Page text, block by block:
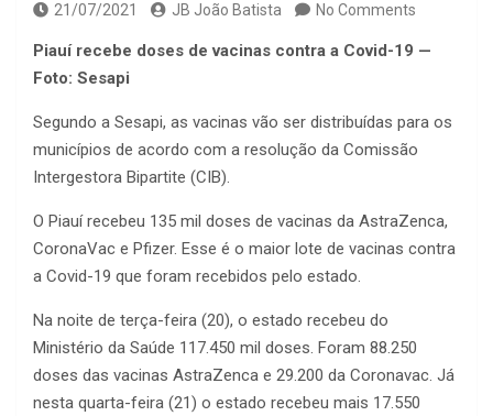
21/07/2021 JB João Batista No Comments
Piauí recebe doses de vacinas contra a Covid-19 —
Foto: Sesapi
Segundo a Sesapi, as vacinas vão ser distribuídas para os
municípios de acordo com a resolução da Comissão
Intergestora Bipartite (CIB).
O Piauí recebeu 135 mil doses de vacinas da AstraZenca,
CoronaVac e Pfizer. Esse é o maior lote de vacinas contra
a Covid-19 que foram recebidos pelo estado.
Na noite de terça-feira (20), o estado recebeu do
Ministério da Saúde 117.450 mil doses. Foram 88.250
doses das vacinas AstraZenca e 29.200 da Coronavac. Já
nesta quarta-feira (21) o estado recebeu mais 17.550